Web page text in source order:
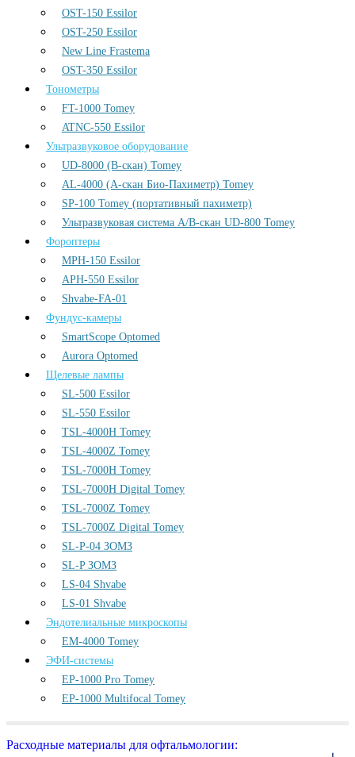
OST-150 Essilor
OST-250 Essilor
New Line Frastema
OST-350 Essilor
Тонометры
FT-1000 Tomey
ATNC-550 Essilor
Ультразвуковое оборудование
UD-8000 (В-скан) Tomey
AL-4000 (А-скан Био-Пахиметр) Tomey
SP-100 Tomey (портативный пахиметр)
Ультразвуковая система А/В-скан UD-800 Tomey
Фороптеры
MPH-150 Essilor
APH-550 Essilor
Shvabe-FA-01
Фундус-камеры
SmartScope Optomed
Aurora Optomed
Щелевые лампы
SL-500 Essilor
SL-550 Essilor
TSL-4000H Tomey
TSL-4000Z Tomey
TSL-7000H Tomey
TSL-7000H Digital Tomey
TSL-7000Z Tomey
TSL-7000Z Digital Tomey
SL-P-04 ЗОМЗ
SL-P ЗОМЗ
LS-04 Shvabe
LS-01 Shvabe
Эндотелиальные микроскопы
EM-4000 Tomey
ЭФИ-системы
EP-1000 Pro Tomey
EP-1000 Multifocal Tomey
Расходные материалы для офтальмологии: